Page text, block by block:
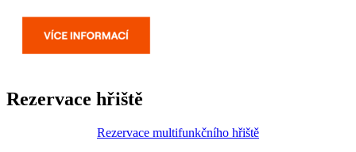
Rezervace hřiště
Rezervace multifunkčního hřiště